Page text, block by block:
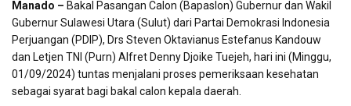
Manado – Bakal Pasangan Calon (Bapaslon) Gubernur dan Wakil
Gubernur Sulawesi Utara (Sulut) dari Partai Demokrasi Indonesia
Perjuangan (PDIP), Drs Steven Oktavianus Estefanus Kandouw
dan Letjen TNI (Purn) Alfret Denny Djoike Tuejeh, hari ini (Minggu,
01/09/2024) tuntas menjalani proses pemeriksaan kesehatan
sebagai syarat bagi bakal calon kepala daerah.